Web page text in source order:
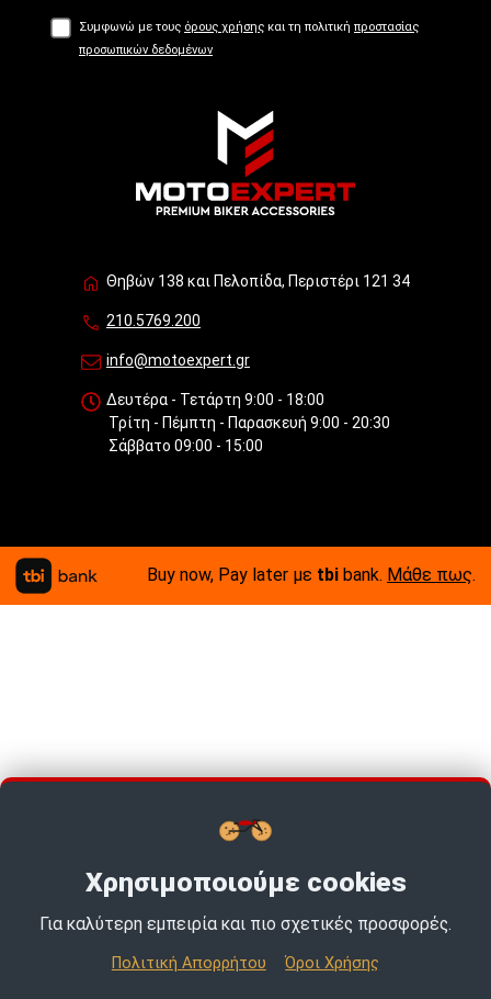
Συμφωνώ με τους όρους χρήσης και τη πολιτική προστασίας
προσωπικών δεδομένων
Θηβών 138 και Πελοπίδα, Περιστέρι 121 34
210.5769.200
info@motoexpert.gr
Δευτέρα - Τετάρτη 9:00 - 18:00
Τρίτη - Πέμπτη - Παρασκευή 9:00 - 20:30
Σάββατο 09:00 - 15:00
Buy now, Pay later με tbi bank. Μάθε πως.
Χρησιμοποιούμε cookies
Για καλύτερη εμπειρία και πιο σχετικές προσφορές.
Πολιτική Απορρήτου Όροι Χρήσης